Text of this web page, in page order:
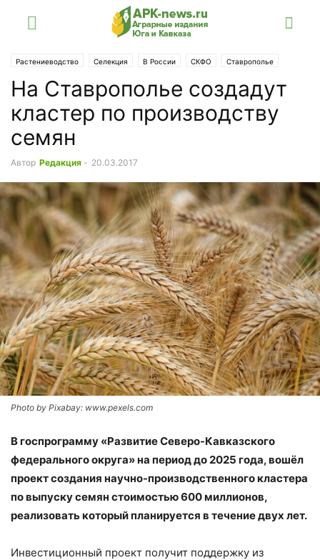
Растениеводство Селекция В России СКФО Ставрополье
На Ставрополье создадут
кластер по производству
семян
Автор Редакция - 20.03.2017
Photo by Pixabay: www.pexels.com
В госпрограмму «Развитие Северо-Кавказского
федерального округа» на период до 2025 года, вошёл
проект создания научно-производственного кластера
по выпуску семян стоимостью 600 миллионов,
реализовать который планируется в течение двух лет.
Инвестиционный проект получит поддержку из